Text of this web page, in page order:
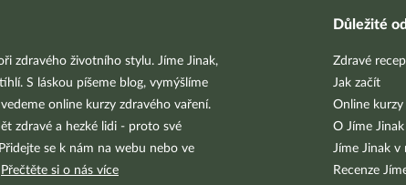
zdravého životního stylu. Jíme Jinak,
S láskou píšeme blog, vymýšlíme
online kurzy zdravého vaření.
zdravé a hezké lidi - proto své
se k nám na webu nebo ve
Přečtěte si o nás více
Důležité
Zdravé
Jak začít
Online kurzy
O Jíme Jinak
Jíme Jinak v
Recenze